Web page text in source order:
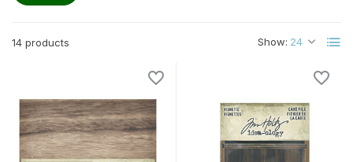
14 products Show: